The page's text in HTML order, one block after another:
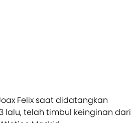
Felix saat didatangkan
lalu, telah timbul keinginan dari